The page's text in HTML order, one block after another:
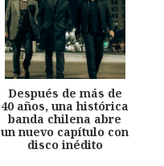
Después de más de
40 años, una histórica
banda chilena abre
un nuevo capítulo con
disco inédito